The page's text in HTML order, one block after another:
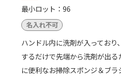
最小ロット：96
名入れ不可
ハンドル内に洗剤が入っており
するだけで先端から洗剤が出
に便利なお掃除スポンジ＆ブ